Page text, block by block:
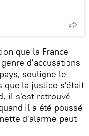
que la France
d'accusations
souligne le
que la justice s'était
il s'est retrouvé
il a été poussé
d'alarme peut